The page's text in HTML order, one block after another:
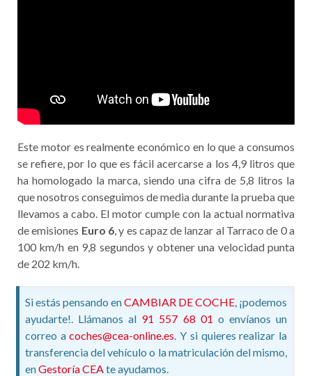
Este motor es realmente económico en lo que a consumos
se refiere, por lo que es fácil acercarse a los 4,9 litros que
ha homologado la marca, siendo una cifra de 5,8 litros la
que nosotros conseguimos de media durante la prueba que
llevamos a cabo. El motor cumple con la actual normativa
de emisiones Euro 6, y es capaz de lanzar al Tarraco de 0 a
100 km/h en 9,8 segundos y obtener una velocidad punta
de 202 km/h.
Si estás pensando enCAMBIAR DE COCHE , ¡podemos
ayudarte!. Llámanos al 91 557 68 01 o envíanos un
correo acoches@cea-online.es . Y si quieres realizar la
transferencia del vehículo o la matriculación del mismo,
enGestoría CEA te ayudamos.